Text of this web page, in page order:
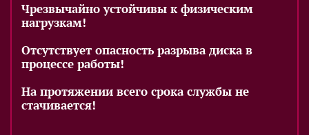
Чрезвычайно устойчивы к физическим
нагрузкам!
Отсутствует опасность разрыва диска в
процессе работы!
На протяжении всего срока службы не
стачивается!